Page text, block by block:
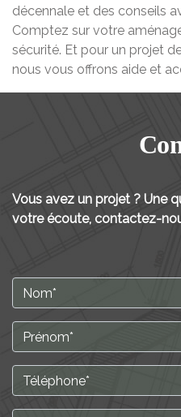
décennale et des conseils
Comptez sur votre
sécurité. Et pour un projet
nous vous offrons aide et
Vous avez un projet ? Une
votre écoute, contactez-